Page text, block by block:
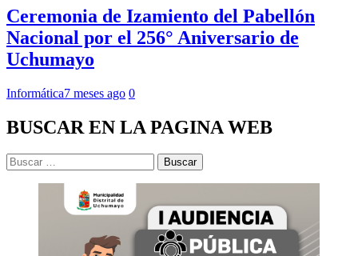
Ceremonia de Izamiento del Pabellón
Nacional por el 256° Aniversario de
Uchumayo
Informática7 meses ago 0
BUSCAR EN LA PAGINA WEB
Buscar: